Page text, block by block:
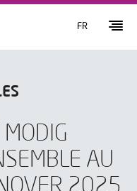
FR
AU